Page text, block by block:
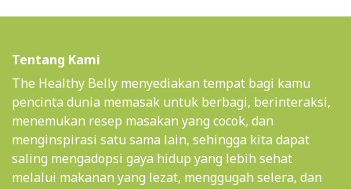
Tentang Kami
The Healthy Belly menyediakan tempat bagi kamu
pencinta dunia memasak untuk berbagi, berinteraksi,
menemukan resep masakan yang cocok, dan
menginspirasi satu sama lain, sehingga kita dapat
saling mengadopsi gaya hidup yang lebih sehat
melalui makanan yang lezat, menggugah selera, dan